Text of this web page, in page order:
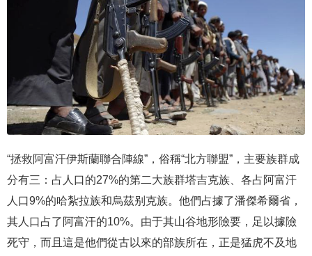
“拯救阿富汗伊斯蘭聯合陣線”，俗稱“北方聯盟”，主要族群成
分有三：占人口的27%的第二大族群塔吉克族、各占阿富汗
人口9%的哈紮拉族和烏茲别克族。他們占據了潘傑希爾省，
其人口占了阿富汗的10%。由于其山谷地形險要，足以據險
死守，而且這是他們從古以來的部族所在，正是猛虎不及地